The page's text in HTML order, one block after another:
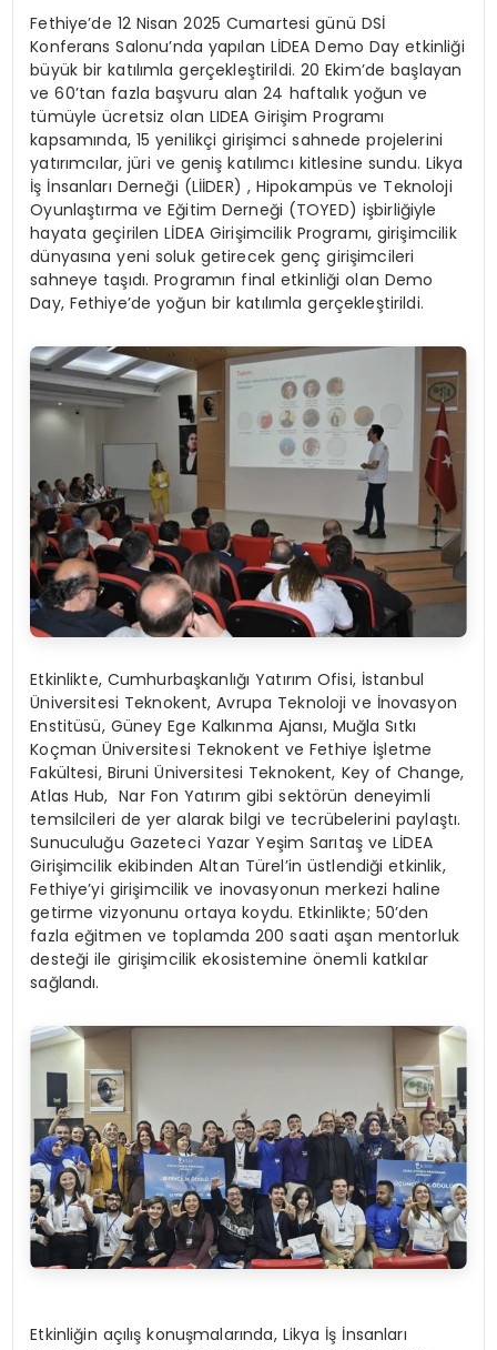
Fethiye’de 12 Nisan 2025 Cumartesi günü DSİ
Konferans Salonu’nda yapılan LİDEA Demo Day etkinliği
büyük bir katılımla gerçekleştirildi. 20 Ekim’de başlayan
ve 60’tan fazla başvuru alan 24 haftalık yoğun ve
tümüyle ücretsiz olan LIDEA Girişim Programı
kapsamında, 15 yenilikçi girişimci sahnede projelerini
yatırımcılar, jüri ve geniş katılımcı kitlesine sundu. Likya
İş İnsanları Derneği (LİİDER) , Hipokampüs ve Teknoloji
Oyunlaştırma ve Eğitim Derneği (TOYED) işbirliğiyle
hayata geçirilen LİDEA Girişimcilik Programı, girişimcilik
dünyasına yeni soluk getirecek genç girişimcileri
sahneye taşıdı. Programın final etkinliği olan Demo
Day, Fethiye’de yoğun bir katılımla gerçekleştirildi.
Etkinlikte, Cumhurbaşkanlığı Yatırım Ofisi, İstanbul
Üniversitesi Teknokent, Avrupa Teknoloji ve İnovasyon
Enstitüsü, Güney Ege Kalkınma Ajansı, Muğla Sıtkı
Koçman Üniversitesi Teknokent ve Fethiye İşletme
Fakültesi, Biruni Üniversitesi Teknokent, Key of Change,
Atlas Hub, Nar Fon Yatırım gibi sektörün deneyimli
temsilcileri de yer alarak bilgi ve tecrübelerini paylaştı.
Sunuculuğu Gazeteci Yazar Yeşim Sarıtaş ve LİDEA
Girişimcilik ekibinden Altan Türel’in üstlendiği etkinlik,
Fethiye’yi girişimcilik ve inovasyonun merkezi haline
getirme vizyonunu ortaya koydu. Etkinlikte; 50’den
fazla eğitmen ve toplamda 200 saati aşan mentorluk
desteği ile girişimcilik ekosistemine önemli katkılar
sağlandı.
Etkinliğin açılış konuşmalarında, Likya İş İnsanları